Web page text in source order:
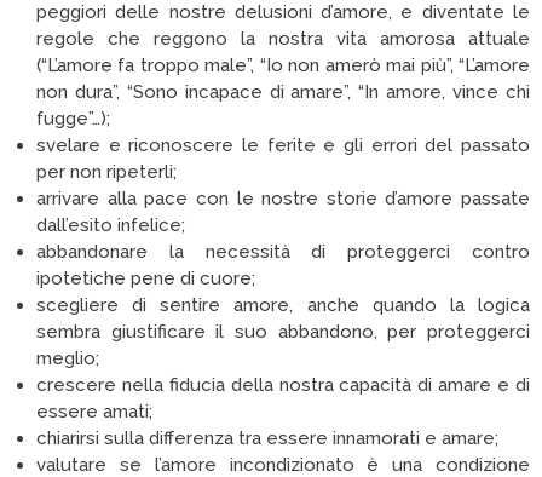
peggiori delle nostre delusioni d’amore, e diventate le
regole che reggono la nostra vita amorosa attuale
(“L’amore fa troppo male”, “Io non amerò mai più”, “L’amore
non dura”, “Sono incapace di amare”, “In amore, vince chi
fugge”…);
svelare e riconoscere le ferite e gli errori del passato
per non ripeterli;
arrivare alla pace con le nostre storie d’amore passate
dall’esito infelice;
abbandonare la necessità di proteggerci contro
ipotetiche pene di cuore;
scegliere di sentire amore, anche quando la logica
sembra giustificare il suo abbandono, per proteggerci
meglio;
crescere nella fiducia della nostra capacità di amare e di
essere amati;
chiarirsi sulla differenza tra essere innamorati e amare;
valutare se l’amore incondizionato è una condizione